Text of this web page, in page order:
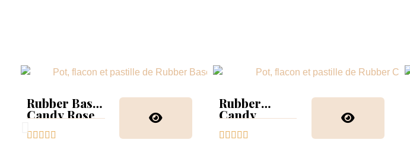
Rubber Base
Candy Rose
    
Rubber
Candy
    